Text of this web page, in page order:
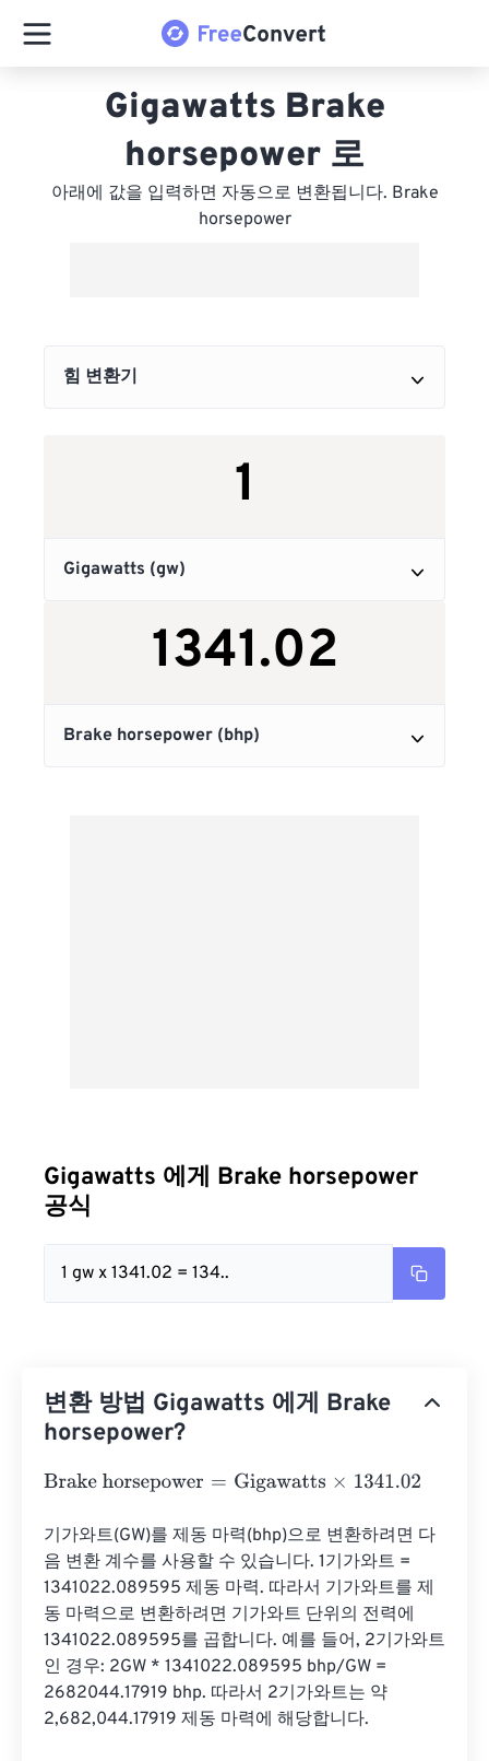
Gigawatts Brake
horsepower 로
아래에 값을 입력하면 자동으로 변환됩니다. Brake
horsepower
Gigawatts 에게 Brake horsepower
공식
1 gw x 1341.02 = 134..
변환 방법 Gigawatts 에게 Brake
horsepower?
Brake horsepower=Gigawatts×1341.02
기가와트(GW)를 제동 마력(bhp)으로 변환하려면 다
음 변환 계수를 사용할 수 있습니다. 1기가와트 =
1341022.089595 제동 마력. 따라서 기가와트를 제
동 마력으로 변환하려면 기가와트 단위의 전력에
1341022.089595를 곱합니다. 예를 들어, 2기가와트
인 경우: 2GW * 1341022.089595 bhp/GW =
2682044.17919 bhp. 따라서 2기가와트는 약
2,682,044.17919 제동 마력에 해당합니다.